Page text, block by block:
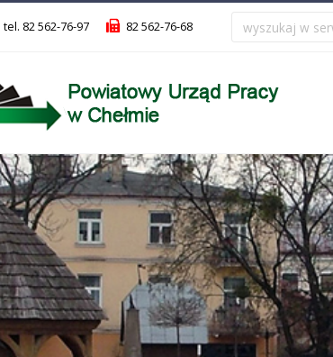
tel. 82 562-76-97 82 562-76-68